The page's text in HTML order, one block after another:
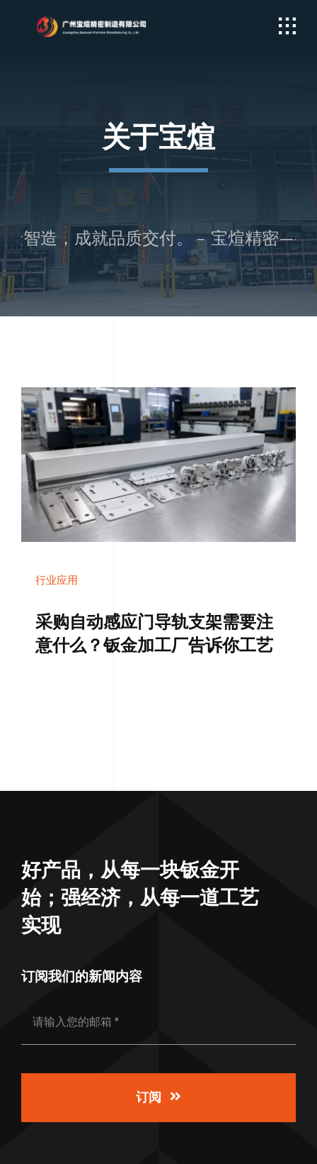
关于宝煊
造，成就品质交付。 – 宝煊精密——专
行业应用
采购自动感应门导轨支架需要注
意什么？钣金加工厂告诉你工艺
好产品，从每一块钣金开
始；强经济，从每一道工艺
实现
订阅我们的新闻内容
订阅